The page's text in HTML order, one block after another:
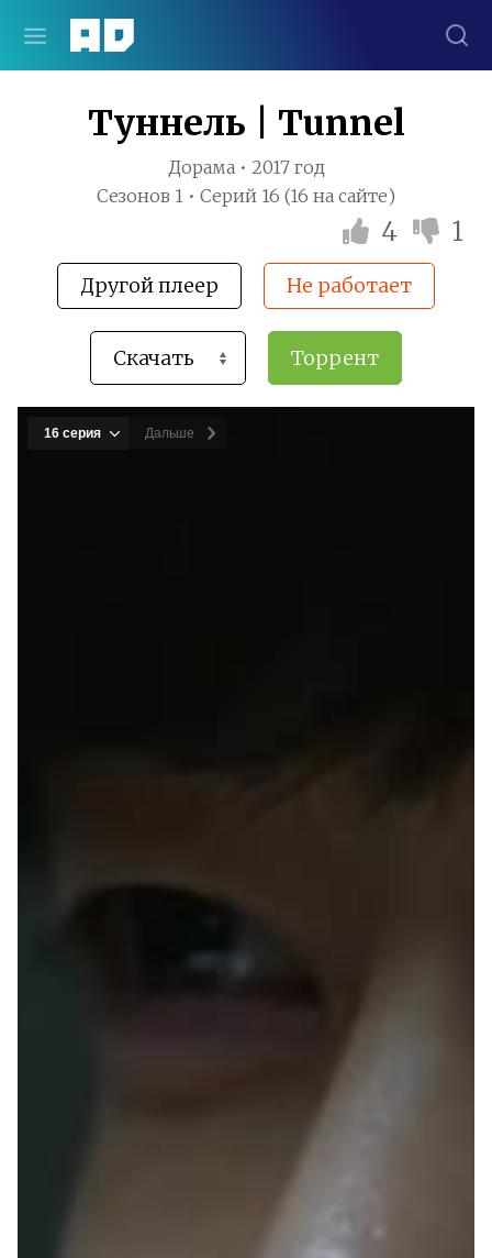
Туннель | Tunnel
Дорама • 2017 год
Сезонов 1 • Серий 16 (16 на сайте)
4 1
Другой плеер Не работает
Торрент